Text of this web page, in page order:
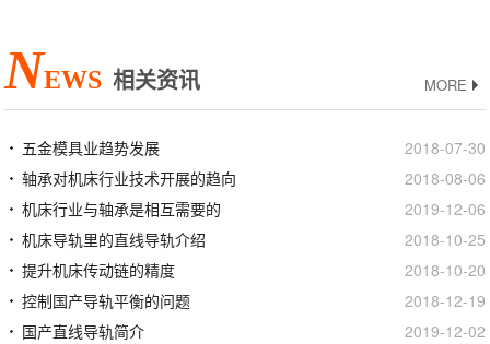
NEWS 相关资讯 MORE
五金模具业趋势发展
2018-07-30
轴承对机床行业技术开展的趋向
2018-08-06
机床行业与轴承是相互需要的
2019-12-06
机床导轨里的直线导轨介绍
2018-10-25
提升机床传动链的精度
2018-10-20
控制国产导轨平衡的问题
2018-12-19
国产直线导轨简介
2019-12-02